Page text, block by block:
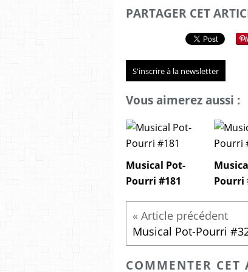
PARTAGER CET
S'inscrire à la newsletter
Vous aimerez aussi :
Musical Pot-
Pourri #181
Pourri
Musical Pot-Pourri
COMMENTER CET